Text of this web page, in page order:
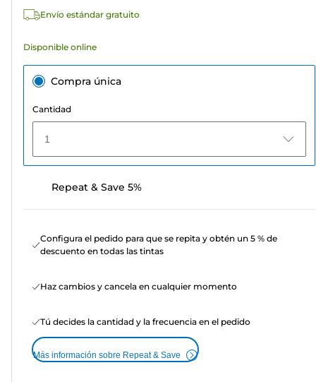
Envío estándar gratuito
Disponible online
Compra única
Cantidad
1
Repeat & Save 5%
Configura el pedido para que se repita y obtén un 5 % de
descuento en todas las tintas
Haz cambios y cancela en cualquier momento
Tú decides la cantidad y la frecuencia en el pedido
Más información sobre Repeat & Save